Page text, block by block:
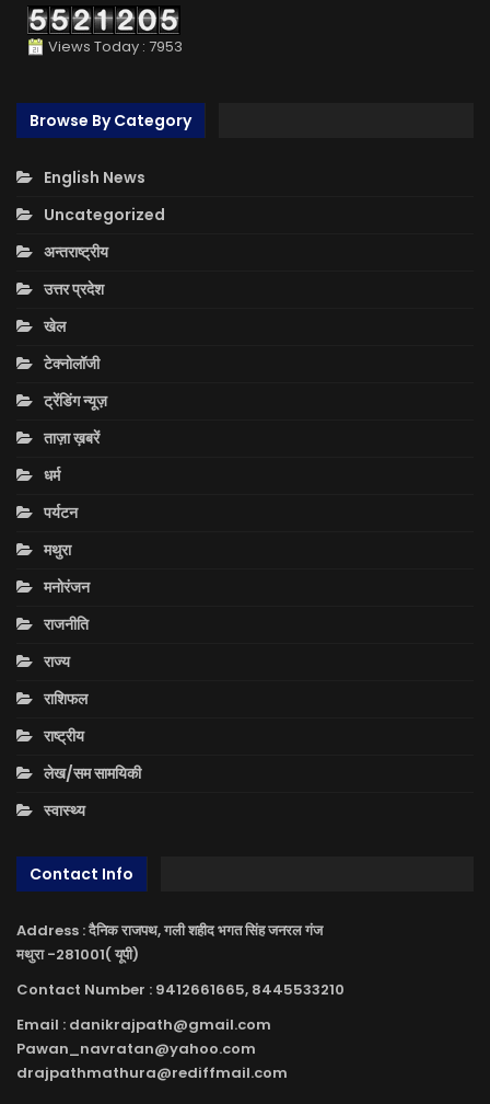
Views Today : 7953
Browse By Category
English News
Uncategorized
अन्तराष्ट्रीय
उत्तर प्रदेश
खेल
टेक्नोलॉजी
ट्रेंडिंग न्यूज़
ताज़ा ख़बरें
धर्म
पर्यटन
मथुरा
मनोरंजन
राजनीति
राज्य
राशिफल
राष्ट्रीय
लेख/सम सामयिकी
स्वास्थ्य
Contact Info
Address : दैनिक राजपथ, गली शहीद भगत सिंह जनरल गंज
मथुरा -281001( यूपी)
Contact Number : 9412661665, 8445533210
Email : danikrajpath@gmail.com
Pawan_navratan@yahoo.com
drajpathmathura@rediffmail.com